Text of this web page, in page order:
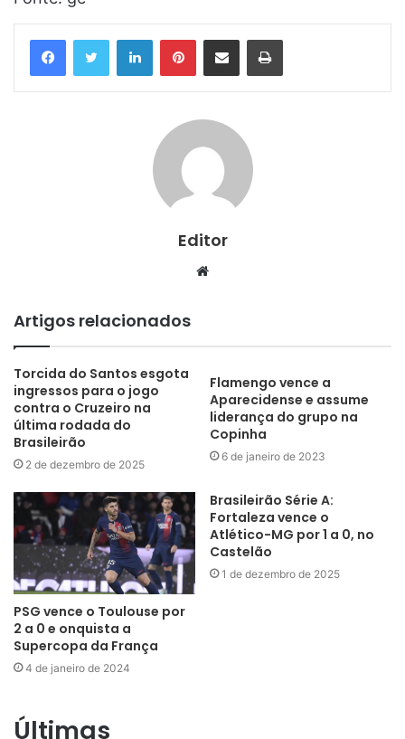
LinkedinPinterestCompartilhar via e-mail Imprimir
Editor
Website
Artigos relacionados
Torcida do Santos esgota
ingressos para o jogo
contra o Cruzeiro na
última rodada do
Brasileirão
2 de dezembro de 2025
Flamengo vence a
Aparecidense e assume
liderança do grupo na
Copinha
6 de janeiro de 2023
PSG vence o Toulouse por
2 a 0 e onquista a
Supercopa da França
4 de janeiro de 2024
Brasileirão Série A:
Fortaleza vence o
Atlético-MG por 1 a 0, no
Castelão
1 de dezembro de 2025
Últimas